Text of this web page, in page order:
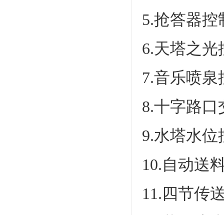
5.抢答器
6.天塔之
7.音乐喷
8.十字路口
9.水塔水位
10.自动送
11.四节传